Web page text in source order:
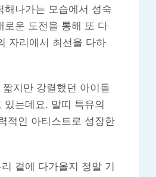
나가는 모습에서 성숙
로운 도전을 통해 또 다
자리에서 최선을 다하
지만 강렬했던 아이돌
는데요. 말띠 특유의
적인 아티스트로 성장한
곁에 다가올지 정말 기